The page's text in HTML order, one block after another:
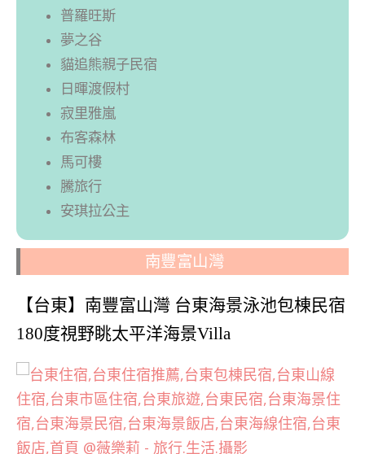
普羅旺斯
夢之谷
貓追熊親子民宿
日暉渡假村
寂里雅嵐
布客森林
馬可樓
騰旅行
安琪拉公主
南豐富山灣
【台東】南豐富山灣 台東海景泳池包棟民宿
180度視野眺太平洋海景Villa